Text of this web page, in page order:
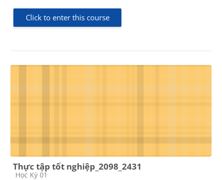
Click to enter this course
Thực tập tốt nghiệp_2098_2431
Course category
Học Kỳ 01